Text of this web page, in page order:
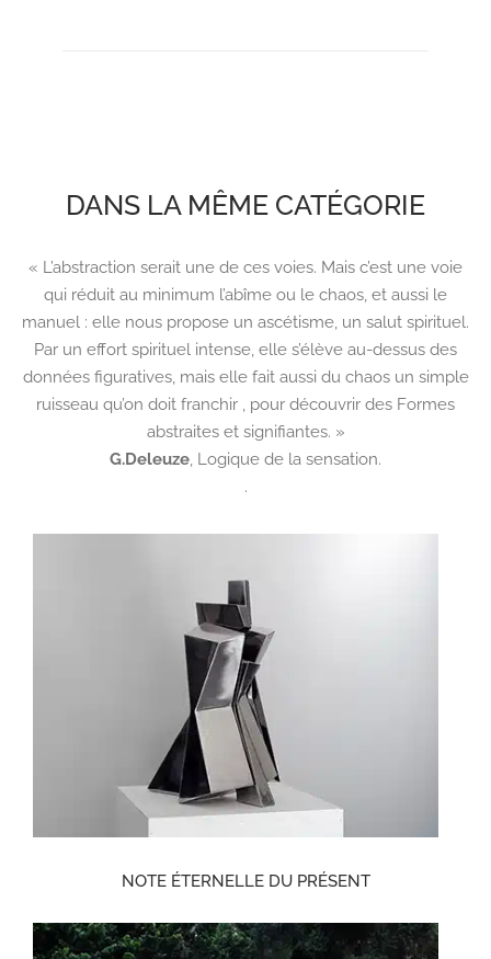
DANS LA MÊME CATÉGORIE
« L’abstraction serait une de ces voies. Mais c’est une voie
qui réduit au minimum l’abîme ou le chaos, et aussi le
manuel : elle nous propose un ascétisme, un salut spirituel.
Par un effort spirituel intense, elle s’élève au-dessus des
données figuratives, mais elle fait aussi du chaos un simple
ruisseau qu’on doit franchir , pour découvrir des Formes
abstraites et signifiantes. »
G.Deleuze, Logique de la sensation.
.
NOTE ÉTERNELLE DU PRÉSENT